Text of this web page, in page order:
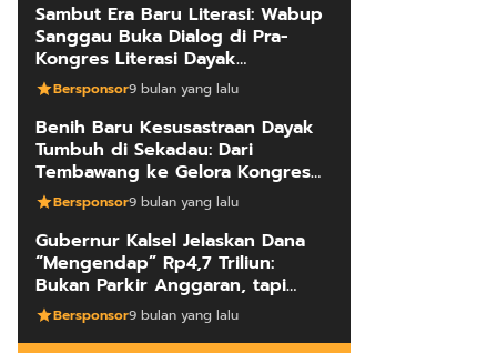
Sambut Era Baru Literasi: Wabup
Sanggau Buka Dialog di Pra-
Kongres Literasi Dayak
Internasional
Bersponsor9 bulan yang lalu
Benih Baru Kesusastraan Dayak
Tumbuh di Sekadau: Dari
Tembawang ke Gelora Kongres
Penulis
Bersponsor9 bulan yang lalu
Gubernur Kalsel Jelaskan Dana
“Mengendap” Rp4,7 Triliun:
Bukan Parkir Anggaran, tapi
Manajemen Kas Daerah
Bersponsor9 bulan yang lalu